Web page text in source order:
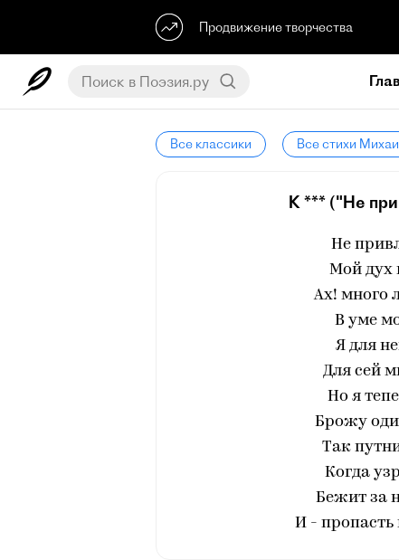
Продвижение творчества
Все классики Все стихи
К *** ("Не
Не
Мой дух
Ах! много
В уме
Я для
Для сей
Но я
Брожу
Так
Когда
Бежит за
И - пропасть